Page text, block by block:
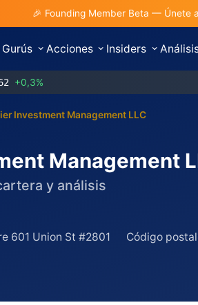
🎉 Founding Member Beta — Únete
Gurús Acciones Insiders
Investment Management LLC
Management
y análisis
601 Union St #2801 Código